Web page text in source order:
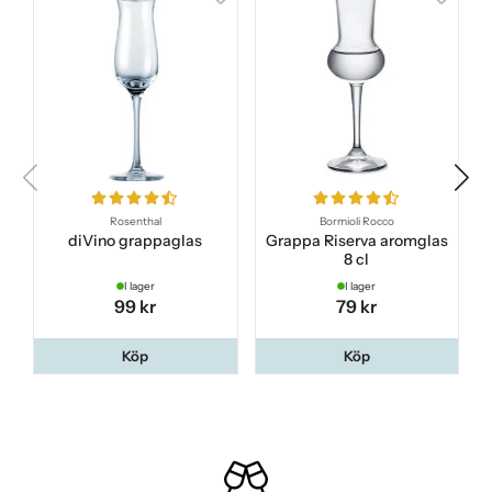
Rosenthal
diVino grappaglas
I lager
99 kr
Köp
Bormioli Rocco
Grappa Riserva aromglas
8 cl
I lager
79 kr
Köp